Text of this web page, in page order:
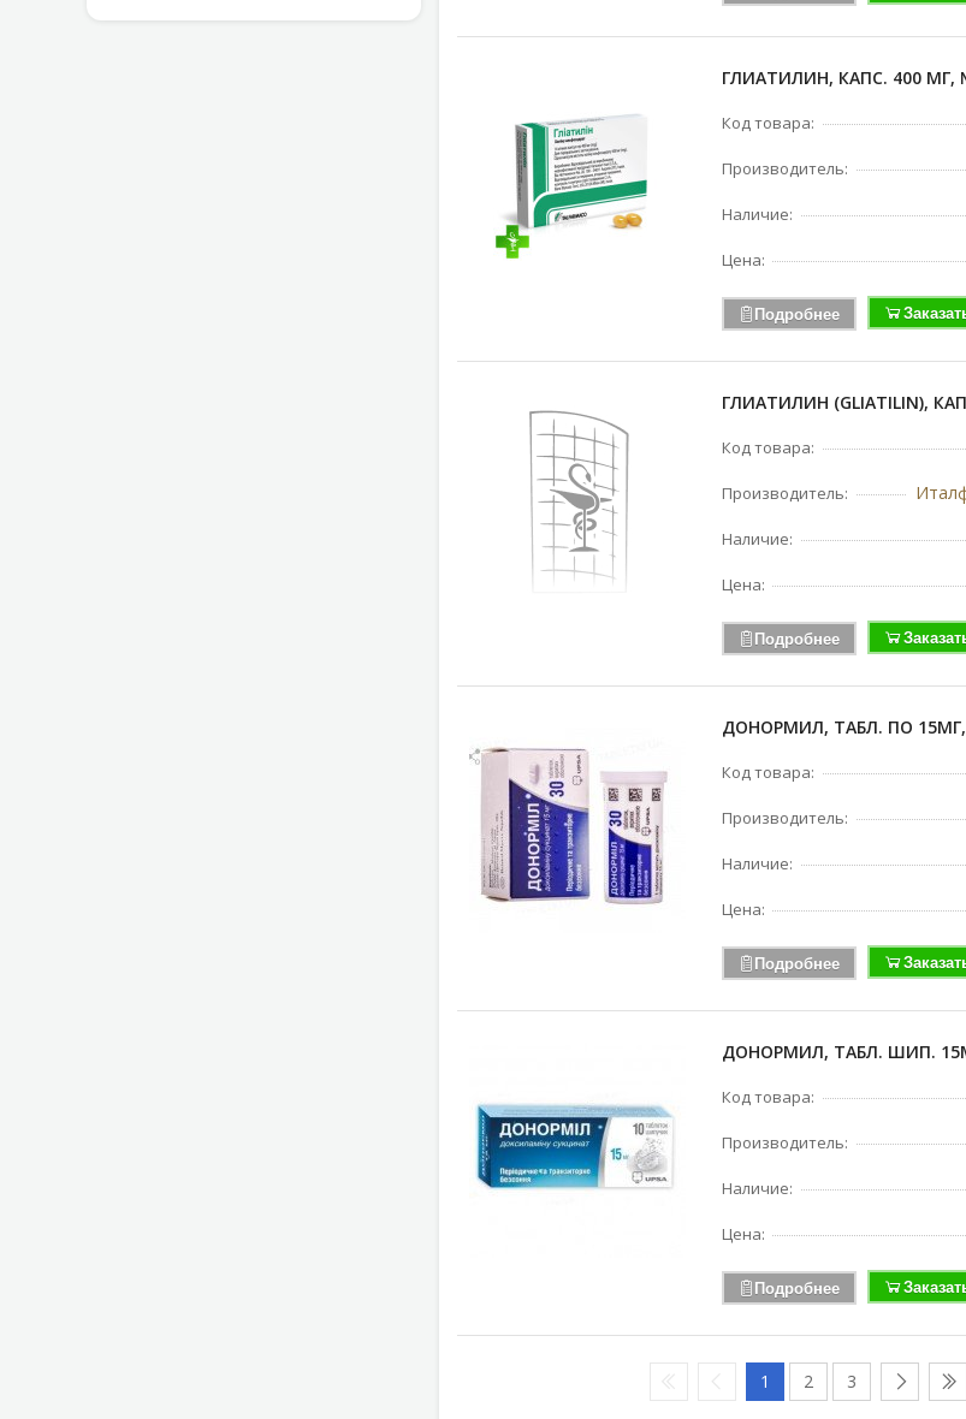
ГЛИАТИЛИН, КАПС. 400 МГ,
Код товара:
Производитель:
Наличие:
Цена:
Подробнее
ГЛИАТИЛИН (GLIATILIN),
Код товара:
Производитель:
Наличие:
Цена:
Подробнее
ДОНОРМИЛ, ТАБЛ. ПО
Код товара:
Производитель:
Наличие:
Цена:
Подробнее
ДОНОРМИЛ, ТАБЛ. ШИП.
Код товара:
Производитель:
Наличие:
Цена:
Подробнее
1 2 3